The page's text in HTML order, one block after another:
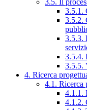
3.5. Il
3.5.1.
3.5.2.
3.5.3.
3.5.4.
3.5.5.
4. Ricerca
4.1. Ricerca
4.1.1.
4.1.2.